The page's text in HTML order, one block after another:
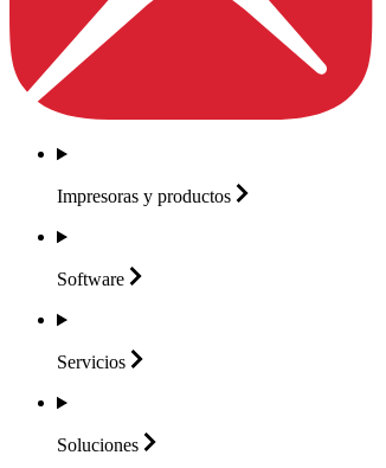
Impresoras y productos
Software
Servicios
Soluciones